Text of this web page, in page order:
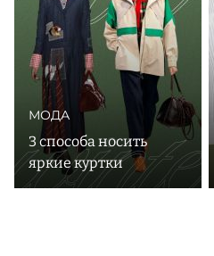
МОДА
3 способа носить
яркие куртки